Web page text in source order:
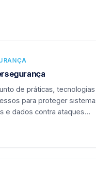
de práticas, tecnologias
para proteger
e dados contra ataques